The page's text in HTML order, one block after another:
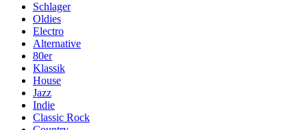
Schlager
Oldies
Electro
Alternative
80er
Klassik
House
Jazz
Indie
Classic Rock